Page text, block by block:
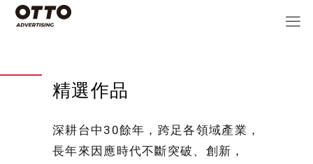
精選作品
深耕台中30餘年，跨足各領域產業，
長年來因應時代不斷突破、創新，